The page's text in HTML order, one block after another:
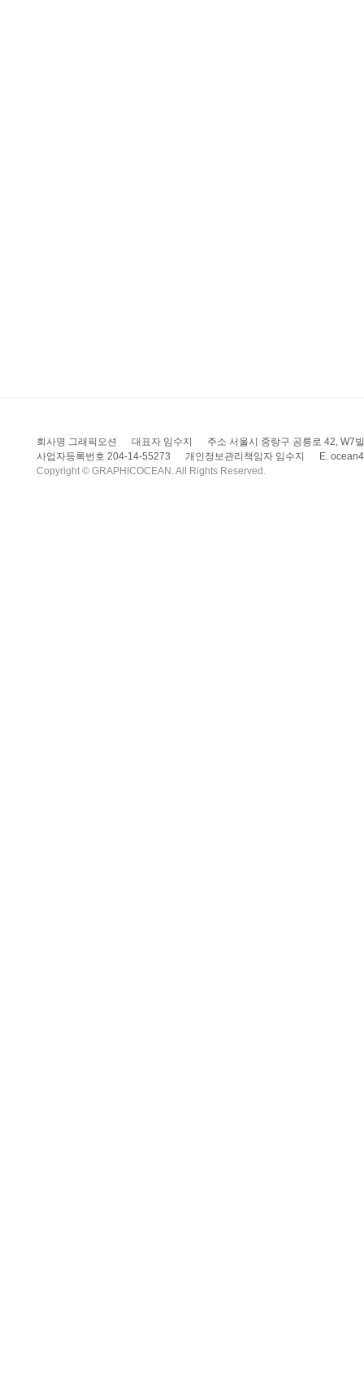
회사명 그래픽오션 대표자 임수지
주소 서울시 중랑구 공릉로 42, W7
사업자등록번호 204-14-55273
개인정보관리책임자 임수지
E.
Copyright © GRAPHICOCEAN. All Rights Reserved.